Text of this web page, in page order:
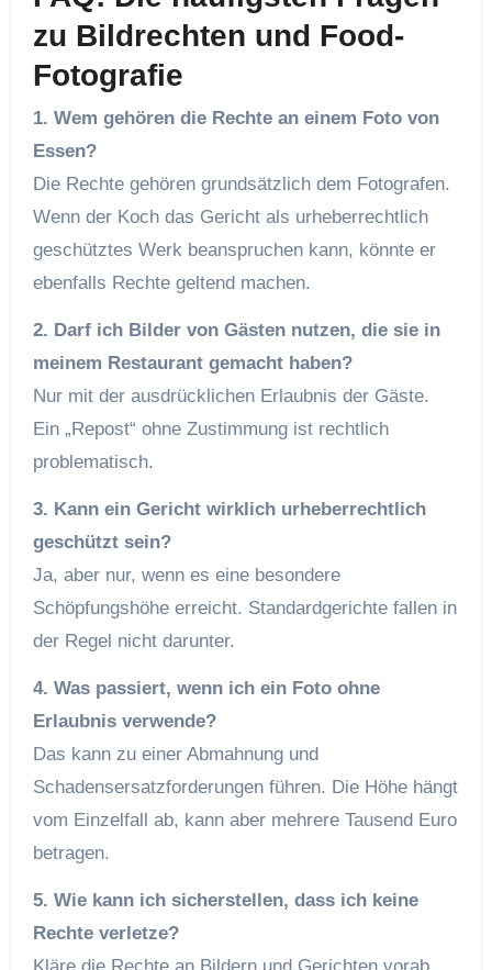
zu Bildrechten und Food-
Fotografie
1. Wem gehören die Rechte an einem Foto von
Essen?
Die Rechte gehören grundsätzlich dem Fotografen.
Wenn der Koch das Gericht als urheberrechtlich
geschütztes Werk beanspruchen kann, könnte er
ebenfalls Rechte geltend machen.
2. Darf ich Bilder von Gästen nutzen, die sie in
meinem Restaurant gemacht haben?
Nur mit der ausdrücklichen Erlaubnis der Gäste.
Ein „Repost“ ohne Zustimmung ist rechtlich
problematisch.
3. Kann ein Gericht wirklich urheberrechtlich
geschützt sein?
Ja, aber nur, wenn es eine besondere
Schöpfungshöhe erreicht. Standardgerichte fallen in
der Regel nicht darunter.
4. Was passiert, wenn ich ein Foto ohne
Erlaubnis verwende?
Das kann zu einer Abmahnung und
Schadensersatzforderungen führen. Die Höhe hängt
vom Einzelfall ab, kann aber mehrere Tausend Euro
betragen.
5. Wie kann ich sicherstellen, dass ich keine
Rechte verletze?